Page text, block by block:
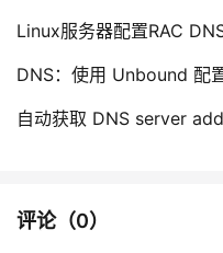
Linux服务器配置RAC
DNS：使用 Unbound 配
自动获取 DNS server
评论（0）